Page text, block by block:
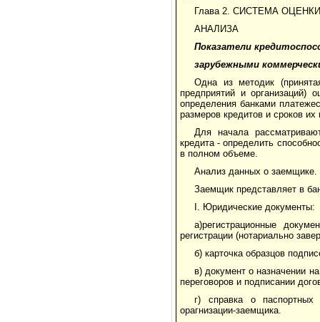
Глава 2. СИСТЕМА
АНАЛИЗА
Показатели
зарубежными
Одна из методик
предприятий и организаций)
определения банками
размеров кредитов и сроков их
Для начала
кредита - определить
в полном объеме.
Анализ данных о заемщике.
Заемщик представляет в
I. Юридические документы:
а)регистрационные
регистрации (нотариально
б) карточка образцов
в) документ о назначении
переговоров и подписании
г) справка о паспортных
орагнизации-заемщика.